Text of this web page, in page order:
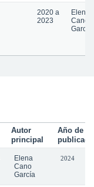
2020 a
2023
Elena
Cano
García
Autor
principal
Año de
Elena
Cano
García
2024